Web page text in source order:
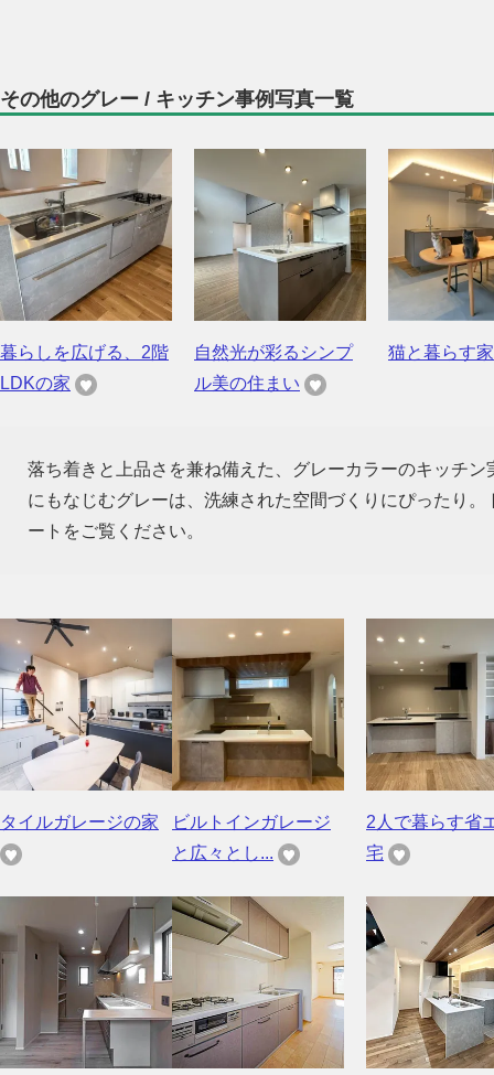
その他のグレー / キッチン事例写真一覧
暮らしを広げる、2階
LDKの家
自然光が彩るシンプ
ル美の住まい
猫と暮らす家
落ち着きと上品さを兼ね備えた、グレーカラーのキッチ
にもなじむグレーは、洗練された空間づくりにぴったり
ートをご覧ください。
タイルガレージの家
ビルトインガレージ
と広々とし...
2人で暮らす省
宅